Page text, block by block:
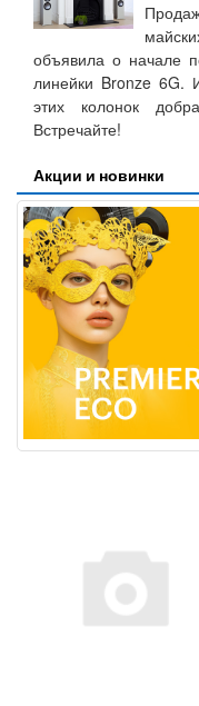
объявила о начале
линейки Bronze 6G.
этих колонок
Встречайте!
Акции и новинки